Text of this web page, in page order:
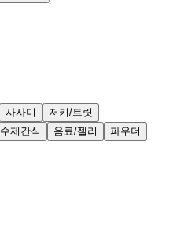
사사미
저키/트릿
수제간식 음료/젤리 파우더